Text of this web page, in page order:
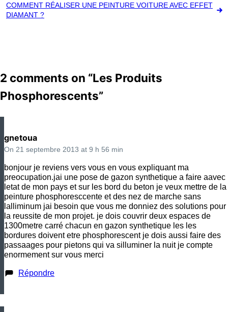
deCOMMENT RÉALISER UNE PEINTURE VOITURE AVEC EFFET
DIAMANT ?
2 comments on “Les Produits
Phosphorescents”
gnetoua
On 21 septembre 2013 at 9 h 56 min
bonjour je reviens vers vous en vous expliquant ma
preocupation.jai une pose de gazon synthetique a faire aavec
letat de mon pays et sur les bord du beton je veux mettre de la
peinture phosphoresccente et des nez de marche sans
lalliminum jai besoin que vous me donniez des solutions pour
la reussite de mon projet. je dois couvrir deux espaces de
1300metre carré chacun en gazon synthetique les les
bordures doivent etre phosphorescent je dois aussi faire des
passaages pour pietons qui va silluminer la nuit je compte
enormement sur vous merci
Répondre